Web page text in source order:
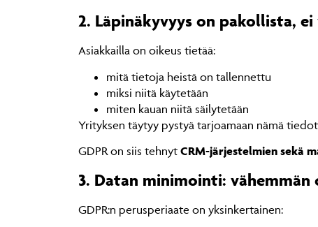
2. Läpinäkyvyys on pakollista,
Asiakkailla on oikeus tietää:
mitä tietoja heistä on tallennettu
miksi niitä käytetään
miten kauan niitä säilytetään
Yrityksen täytyy pystyä tarjoamaan nämä
GDPR on siis tehnyt CRM-järjestelmien sekä
3. Datan minimointi: vähemmän
GDPR:n perusperiaate on yksinkertainen: